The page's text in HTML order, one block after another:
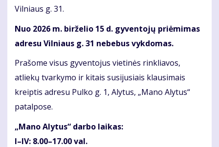
Vilniaus g. 31.
Nuo 2026 m. birželio 15 d. gyventojų priėmimas
adresu Vilniaus g. 31 nebebus vykdomas.
Prašome visus gyventojus vietinės rinkliavos,
atliekų tvarkymo ir kitais susijusiais klausimais
kreiptis adresu Pulko g. 1, Alytus, „Mano Alytus“
patalpose.
„Mano Alytus“ darbo laikas:
I–IV: 8.00–17.00 val.